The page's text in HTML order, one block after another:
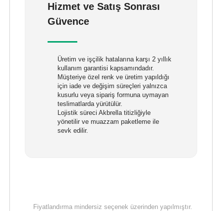
Hizmet ve Satış Sonrası
Güvence
Üretim ve işçilik hatalarına karşı 2 yıllık
kullanım garantisi kapsamındadır.
Müşteriye özel renk ve üretim yapıldığı
için iade ve değişim süreçleri yalnızca
kusurlu veya sipariş formuna uymayan
teslimatlarda yürütülür.
Lojistik süreci Akbrella titizliğiyle
yönetilir ve muazzam paketleme ile
sevk edilir.
Fiyatlandırma mindersiz seçenek üzerinden yapılmıştır.